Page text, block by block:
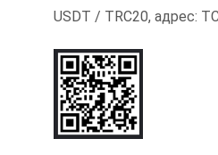
USDT / TRC20, адрес: